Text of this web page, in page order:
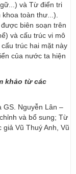
và Từ điển tri
toàn thư...).
biên soạn trên
và cấu trúc vi mô
trúc hai mặt này
của nước ta hiện
khảo từ các
GS. Nguyễn Lân –
và bổ sung; Từ
Vũ Thuý Anh, Vũ